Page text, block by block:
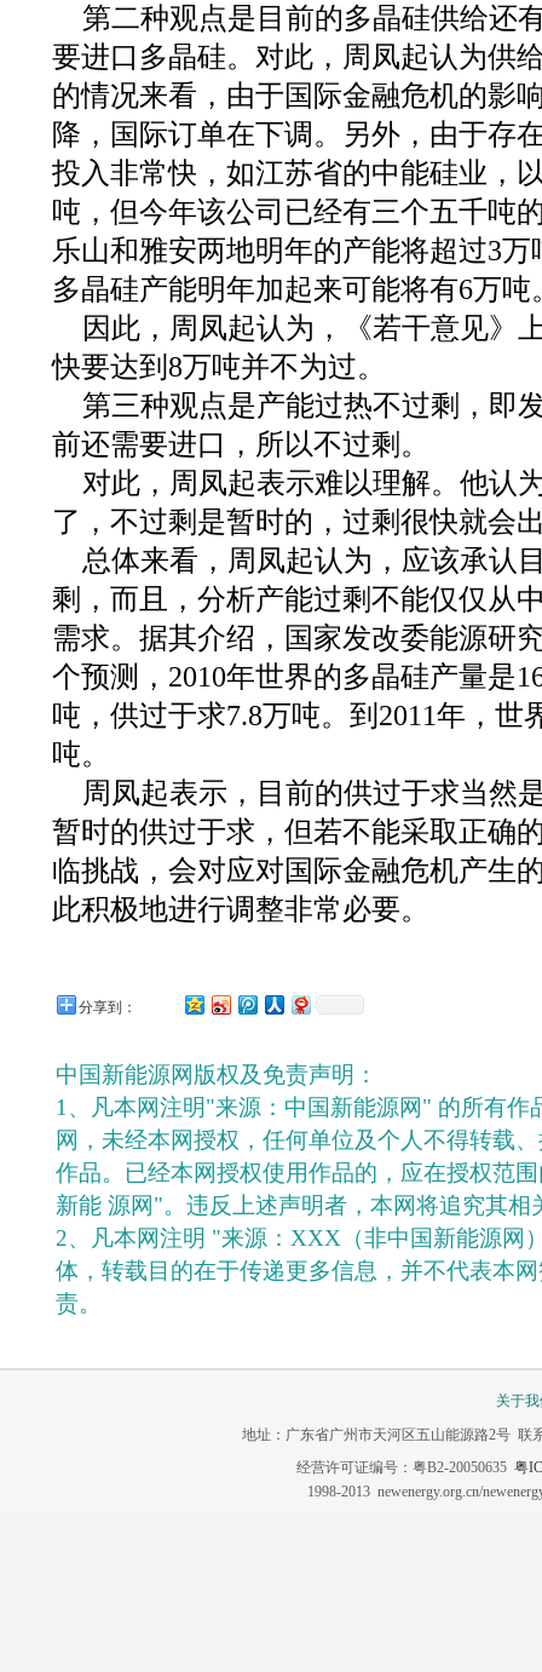
第二种观点是目前的多晶硅供给还
要进口多晶硅。对此，周凤起认为供
的情况来看，由于国际金融危机的影
降，国际订单在下调。另外，由于存
投入非常快，如江苏省的中能硅业，
吨，但今年该公司已经有三个五千吨
乐山和雅安两地明年的产能将超过3
多晶硅产能明年加起来可能将有6万吨
因此，周凤起认为，《若干意见》
快要达到8万吨并不为过。
第三种观点是产能过热不过剩，即
前还需要进口，所以不过剩。
对此，周凤起表示难以理解。他认
了，不过剩是暂时的，过剩很快就会
总体来看，周凤起认为，应该承认
剩，而且，分析产能过剩不能仅仅从
需求。据其介绍，国家发改委能源研
个预测，2010年世界的多晶硅产量是
吨，供过于求7.8万吨。到2011年，世
吨。
周凤起表示，目前的供过于求当然
暂时的供过于求，但若不能采取正确
临挑战，会对应对国际金融危机产生
此积极地进行调整非常必要。
分享到：
中国新能源网版权及免责声明：
1、凡本网注明"来源：中国新能源网" 的所有作
网，未经本网授权，任何单位及个人不得转载
作品。已经本网授权使用作品的，应在授权范
新能 源网"。违反上述声明者，本网将追究其相
2、凡本网注明 "来源：XXX（非中国新能源网
体，转载目的在于传递更多信息，并不代表本
责。
关于
地址：广东省广州市天河区五山能源路2号 联
经营许可证编号：粤B2-20050635 粤
1998-2013 newenergy.org.cn/